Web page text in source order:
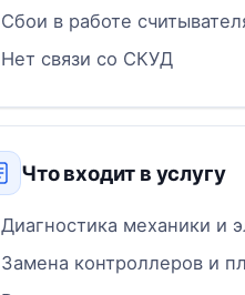
Сбои в работе
Нет связи со СКУД
Что входит в услугу
Диагностика механики и
Замена контроллеров и